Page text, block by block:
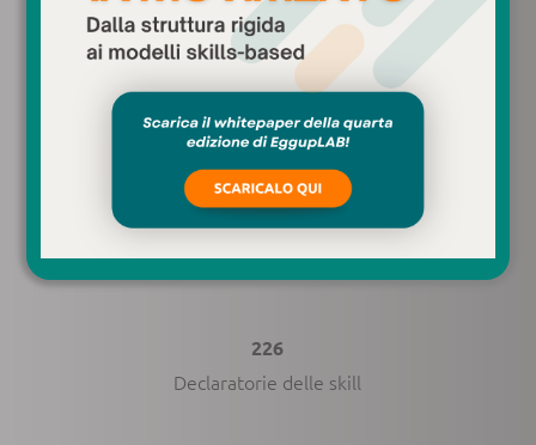
1.600+
Item unici
226
Declaratorie delle skill